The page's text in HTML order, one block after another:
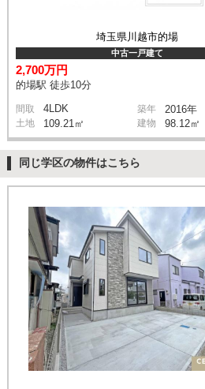
埼玉県川越市的場
中古一戸建て
2,700万円
的場駅 徒歩10分
間取 4LDK 築年 2016年
土地 109.21㎡ 建物 98.12㎡
同じ学区の物件はこちら